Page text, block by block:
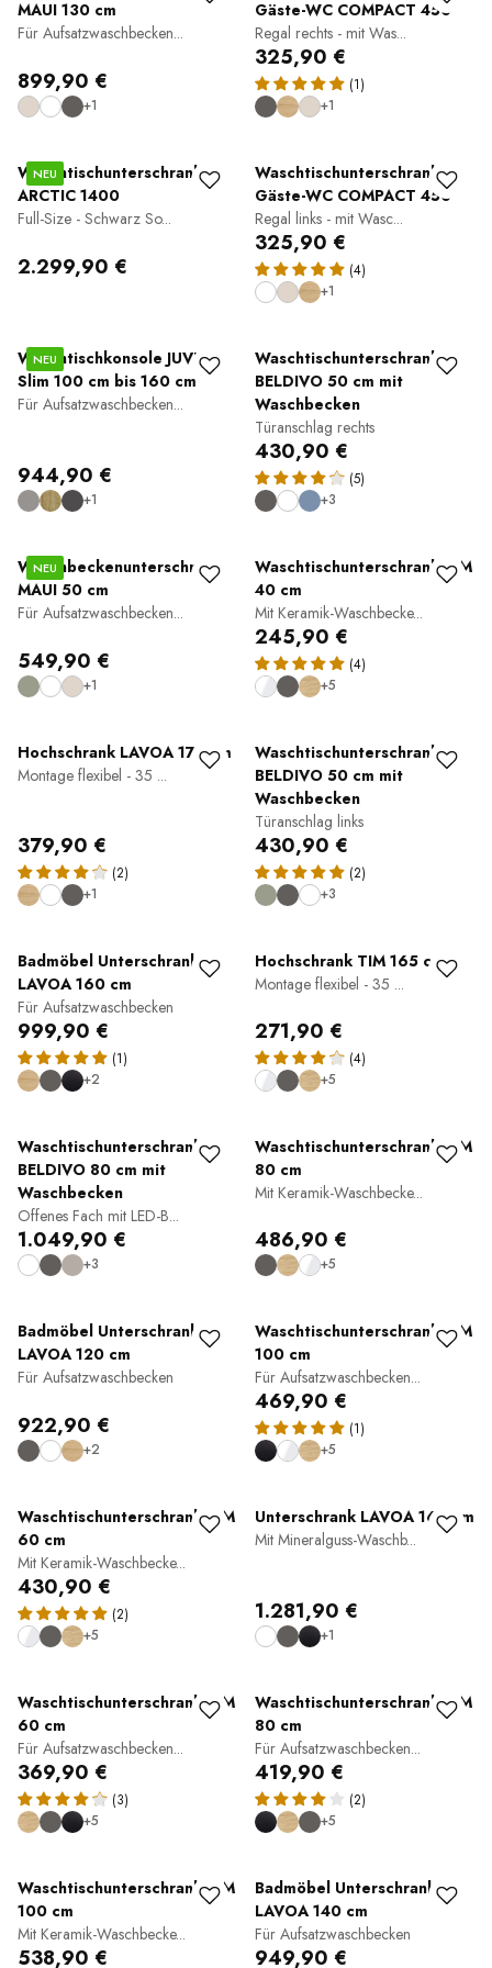
MAUI 130 cm
Für Aufsatzwaschbecken...
899,90 €
+1
Gäste-WC COMPACT 450
Regal rechts - mit Was...
325,90 €
(1)
+1
NEU
Waschtischunterschrank
ARCTIC 1400
Full-Size - Schwarz So...
2.299,90 €
Waschtischunterschrank
Gäste-WC COMPACT 450
Regal links - mit Wasc...
325,90 €
(4)
+1
NEU
Waschtischkonsole JUVIA
Slim 100 cm bis 160 cm
Für Aufsatzwaschbecken...
944,90 €
+1
Waschtischunterschrank
BELDIVO 50 cm mit
Waschbecken
Türanschlag rechts
430,90 €
(5)
+3
NEU
Waschbeckenunterschrank
MAUI 50 cm
Für Aufsatzwaschbecken...
549,90 €
+1
Waschtischunterschrank TIM
40 cm
Mit Keramik-Waschbecke...
245,90 €
(4)
+5
Hochschrank LAVOA 170 cm
Montage flexibel - 35 ...
379,90 €
(2)
+1
Waschtischunterschrank
BELDIVO 50 cm mit
Waschbecken
Türanschlag links
430,90 €
(2)
+3
Badmöbel Unterschrank
LAVOA 160 cm
Für Aufsatzwaschbecken
999,90 €
(1)
+2
Hochschrank TIM 165 cm
Montage flexibel - 35 ...
271,90 €
(4)
+5
Waschtischunterschrank
BELDIVO 80 cm mit
Waschbecken
Offenes Fach mit LED-B...
1.049,90 €
+3
Waschtischunterschrank TIM
80 cm
Mit Keramik-Waschbecke...
486,90 €
+5
Badmöbel Unterschrank
LAVOA 120 cm
Für Aufsatzwaschbecken
922,90 €
+2
Waschtischunterschrank TIM
100 cm
Für Aufsatzwaschbecken...
469,90 €
(1)
+5
Waschtischunterschrank TIM
60 cm
Mit Keramik-Waschbecke...
430,90 €
(2)
+5
Unterschrank LAVOA 160 cm
Mit Mineralguss-Waschb...
1.281,90 €
+1
Waschtischunterschrank TIM
60 cm
Für Aufsatzwaschbecken...
369,90 €
(3)
+5
Waschtischunterschrank TIM
80 cm
Für Aufsatzwaschbecken...
419,90 €
(2)
+5
Waschtischunterschrank TIM
100 cm
Mit Keramik-Waschbecke...
538,90 €
Badmöbel Unterschrank
LAVOA 140 cm
Für Aufsatzwaschbecken
949,90 €